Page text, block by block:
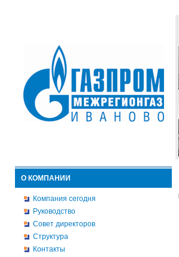
О КОМПАНИИ
Компания сегодня
Руководство
Совет директоров
Структура
Контакты